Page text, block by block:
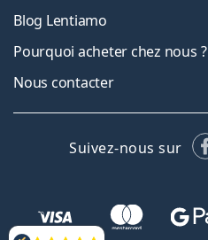
Blog Lentiamo
Pourquoi acheter chez nous ?
Nous contacter
Suivez-nous sur